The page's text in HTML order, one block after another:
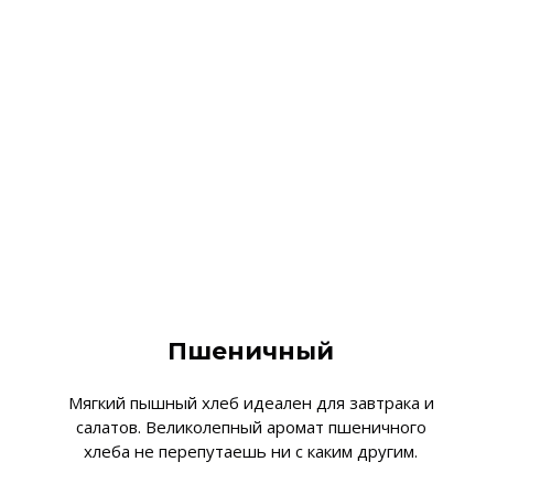
Пшеничный
Мягкий пышный хлеб идеален для завтрака и
салатов. Великолепный аромат пшеничного
хлеба не перепутаешь ни с каким другим.